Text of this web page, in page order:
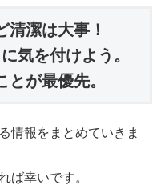
清潔は大事！
気を付けよう。
が最優先。
情報をまとめていきま
ば幸いです。